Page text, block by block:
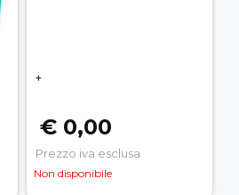
+
€ 0,00
Prezzo iva esclusa
Non disponibile